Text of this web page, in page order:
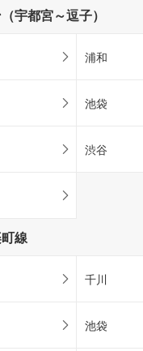
宇都宮～逗子）
浦和
池袋
渋谷
線
千川
池袋